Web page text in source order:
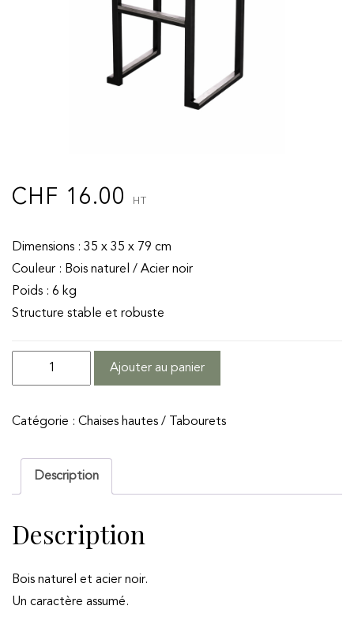
CHF 16.00 HT
Dimensions : 35 x 35 x 79 cm
Couleur : Bois naturel / Acier noir
Poids : 6 kg
Structure stable et robuste
quantité
de
de
KUBO
Ajouter au panier
Catégorie : Chaises hautes / Tabourets
Description
Description
Bois naturel et acier noir.
Un caractère assumé.